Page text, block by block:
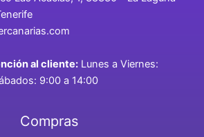
al cliente: Lunes a Viernes:
9:00 a 14:00
Compras